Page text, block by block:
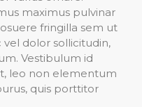
maximus pulvinar
fringilla sem ut
dolor sollicitudin,
Vestibulum id
leo non elementum
quis porttitor